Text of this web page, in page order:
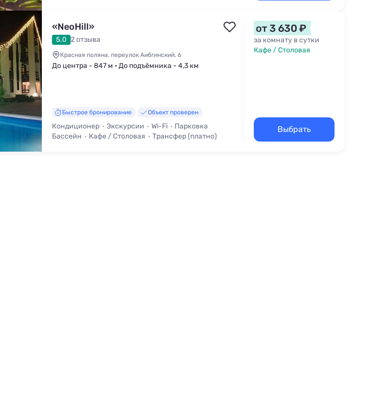
«NeoHill»
5.0 2 отзыва
Красная поляна, переулок Аибгинский, 6
До центра - 847 м • До подъёмника - 4,3 км
Быстрое бронирование Объект проверен
Кондиционер Экскурсии Wi-Fi
Парковка
Бассейн
Кафе / Столовая Трансфер (платно)
от 3 630 ₽
за комнату в сутки
Кафе / Столовая
Выбрать